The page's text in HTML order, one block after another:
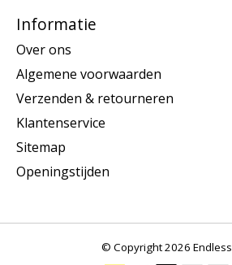
Informatie
Over ons
Algemene voorwaarden
Verzenden & retourneren
Klantenservice
Sitemap
Openingstijden
© Copyright 2026